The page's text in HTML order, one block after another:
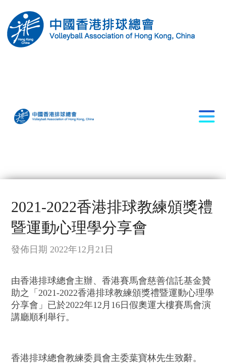
2021-2022香港排球教練頒獎禮
暨運動心理學分享會
發佈日期 2022年12月21日
由香港排球總會主辦、香港賽馬會慈善信託基金贊
助之「2021-2022香港排球教練頒獎禮暨運動心理學
分享會」已於2022年12月16日假奧運大樓賽馬會演
講廳順利舉行。
香港排球總會教練委員會主委葉寶林先生致辭。